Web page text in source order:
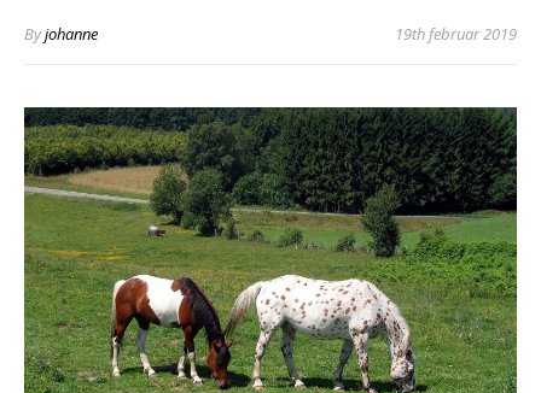
Byjohanne 19th februar 2019